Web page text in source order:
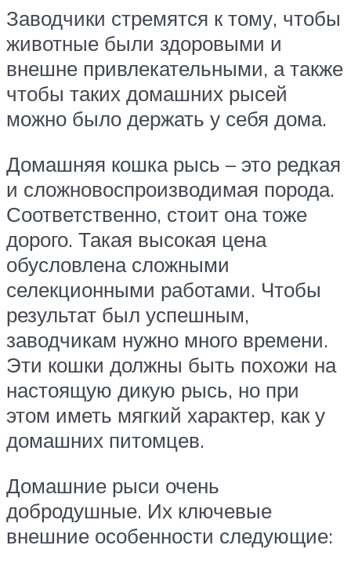
Заводчики стремятся к тому, чтобы
животные были здоровыми и
внешне привлекательными, а также
чтобы таких домашних рысей
можно было держать у себя дома.
Домашняя кошка рысь – это редкая
и сложновоспроизводимая порода.
Соответственно, стоит она тоже
дорого. Такая высокая цена
обусловлена сложными
селекционными работами. Чтобы
результат был успешным,
заводчикам нужно много времени.
Эти кошки должны быть похожи на
настоящую дикую рысь, но при
этом иметь мягкий характер, как у
домашних питомцев.
Домашние рыси очень
добродушные. Их ключевые
внешние особенности следующие: